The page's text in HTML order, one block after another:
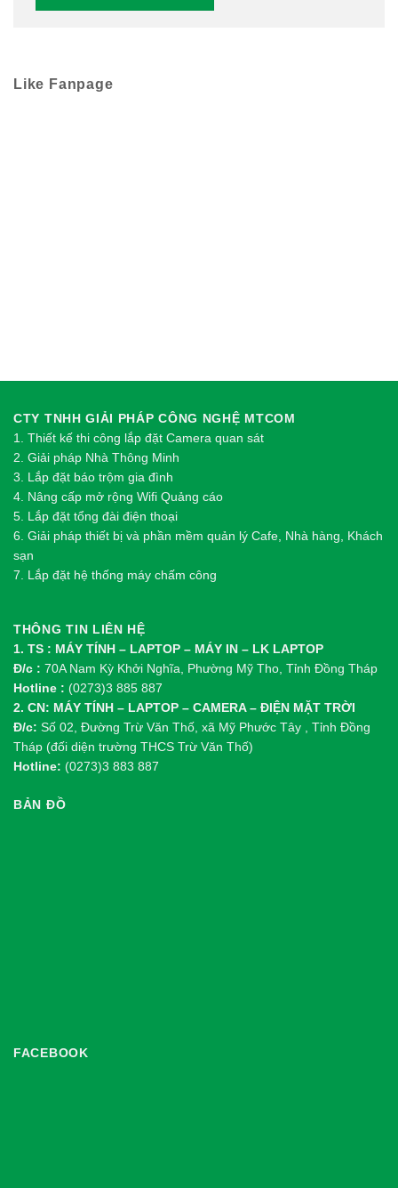
Like Fanpage
CTY TNHH GIẢI PHÁP CÔNG NGHỆ MTCOM
1. Thiết kế thi công lắp đặt Camera quan sát
2. Giải pháp Nhà Thông Minh
3. Lắp đặt báo trộm gia đình
4. Nâng cấp mở rộng Wifi Quảng cáo
5. Lắp đặt tổng đài điện thoại
6. Giải pháp thiết bị và phần mềm quản lý Cafe, Nhà hàng, Khách
sạn
7. Lắp đặt hệ thống máy chấm công
THÔNG TIN LIÊN HỆ
1. TS : MÁY TÍNH – LAPTOP – MÁY IN – LK LAPTOP
Đ/c : 70A Nam Kỳ Khởi Nghĩa, Phường Mỹ Tho, Tỉnh Đồng Tháp
Hotline : (0273)3 885 887
2. CN: MÁY TÍNH – LAPTOP – CAMERA – ĐIỆN MẶT TRỜI
Đ/c: Số 02, Đường Trừ Văn Thố, xã Mỹ Phước Tây , Tỉnh Đồng
Tháp (đối diện trường THCS Trừ Văn Thố)
Hotline: (0273)3 883 887
BẢN ĐỒ
FACEBOOK